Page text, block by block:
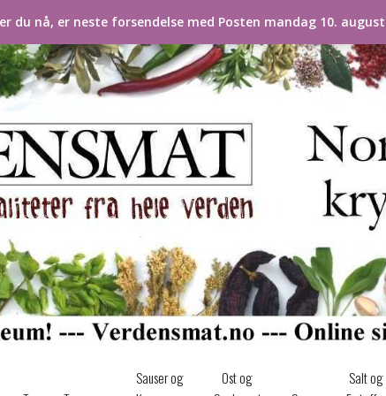
Sauser og
Ost og
Salt og
du nå, er neste forsendelse med Posten mandag 10. august